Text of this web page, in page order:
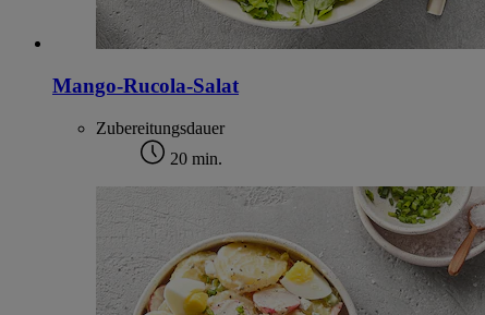
Mango-Rucola-Salat
Zubereitungsdauer
20 min.